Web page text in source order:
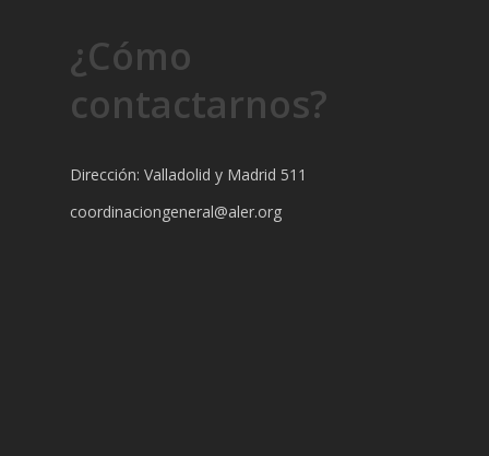
¿Cómo
contactarnos?
Dirección: Valladolid y Madrid 511
coordinaciongeneral@aler.org